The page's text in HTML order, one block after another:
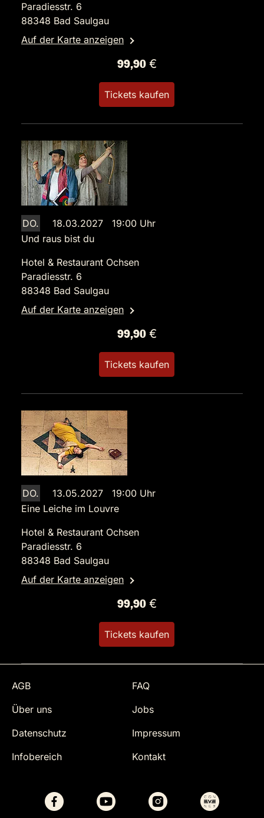
Paradiesstr. 6
88348 Bad Saulgau
Auf der Karte anzeigen
99,90 €
Tickets kaufen
DO.
18.03.2027 19:00 Uhr
Und raus bist du
Hotel & Restaurant Ochsen
Paradiesstr. 6
88348 Bad Saulgau
Auf der Karte anzeigen
99,90 €
Tickets kaufen
DO.
13.05.2027 19:00 Uhr
Eine Leiche im Louvre
Hotel & Restaurant Ochsen
Paradiesstr. 6
88348 Bad Saulgau
Auf der Karte anzeigen
99,90 €
Tickets kaufen
AGB
FAQ
Über uns
Jobs
Datenschutz
Impressum
Infobereich
Kontakt